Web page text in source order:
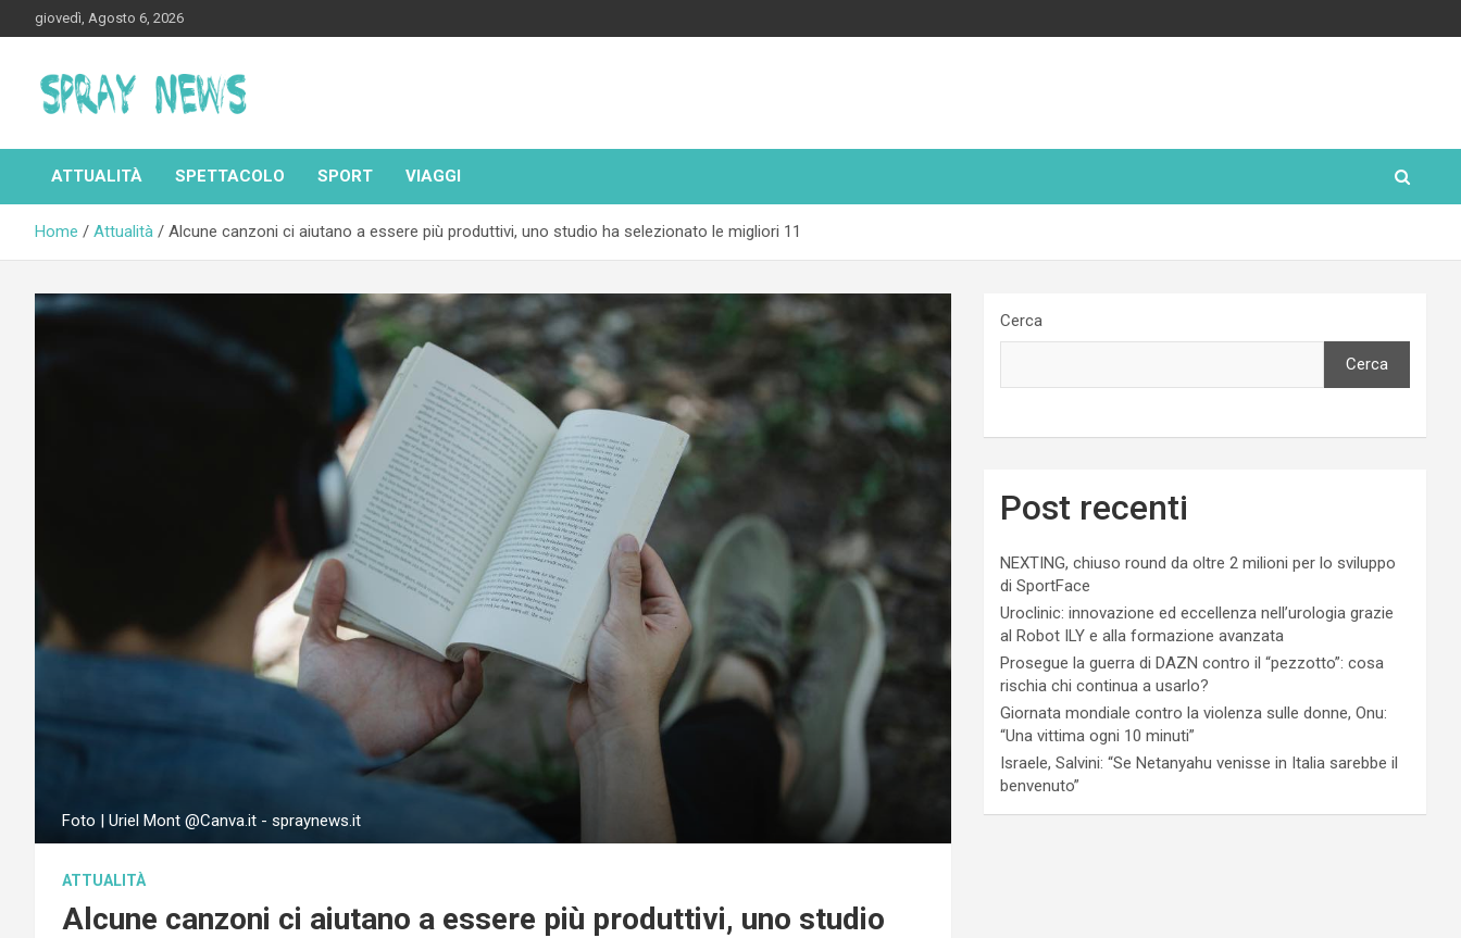
to
giovedì, Agosto 6, 2026
Spraynews.it
ATTUALITÀ SPETTACOLO SPORT VIAGGI
Home Attualità Alcune canzoni ci aiutano a essere più produttivi, uno studio ha selezionato le migliori 11
Foto | Uriel Mont @Canva.it - spraynews.it
ATTUALITÀ
Alcune canzoni ci aiutano a essere più produttivi, uno studio
Cerca
Cerca
Post recenti
NEXTING, chiuso round da oltre 2 milioni per lo sviluppo
di SportFace
Uroclinic: innovazione ed eccellenza nell’urologia grazie
al Robot ILY e alla formazione avanzata
Prosegue la guerra di DAZN contro il “pezzotto”: cosa
rischia chi continua a usarlo?
Giornata mondiale contro la violenza sulle donne, Onu:
“Una vittima ogni 10 minuti”
Israele, Salvini: “Se Netanyahu venisse in Italia sarebbe il
benvenuto”